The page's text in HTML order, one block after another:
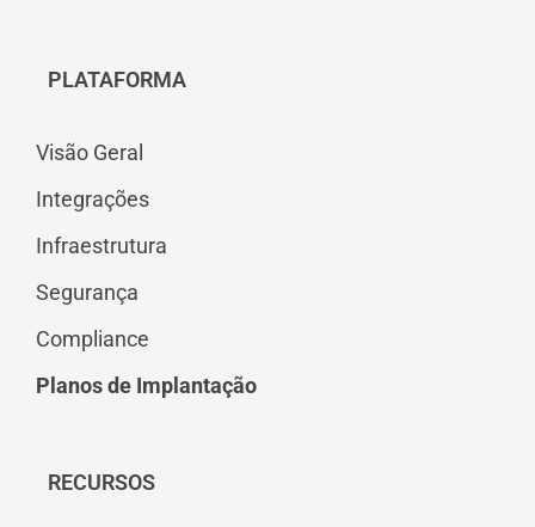
PLATAFORMA
Visão Geral
Integrações
Infraestrutura
Segurança
Compliance
Planos de Implantação
RECURSOS